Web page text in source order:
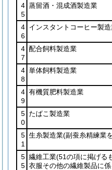
4
5
蒸留酒・混成酒製造業
4
6
インスタントコーヒー製
4
7
配合飼料製造業
4
8
単体飼料製造業
4
9
有機質肥料製造業
5
0
たばこ製造業
5
1
生糸製造業(副蚕糸精練業
5
5
繊維工業(51の項に掲げる
衣服その他の繊維製品に